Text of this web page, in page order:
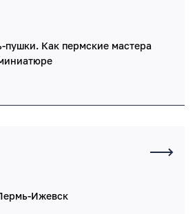
пушки. Как пермские мастера
Ижевск